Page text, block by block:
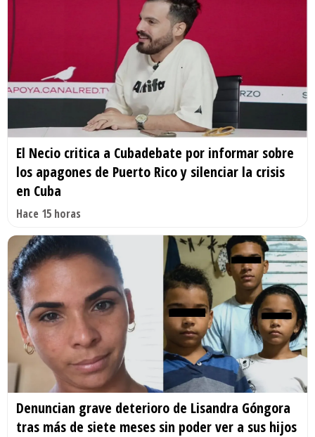
El Necio critica a Cubadebate por informar sobre
los apagones de Puerto Rico y silenciar la crisis
en Cuba
Hace 15 horas
Denuncian grave deterioro de Lisandra Góngora
tras más de siete meses sin poder ver a sus hijos